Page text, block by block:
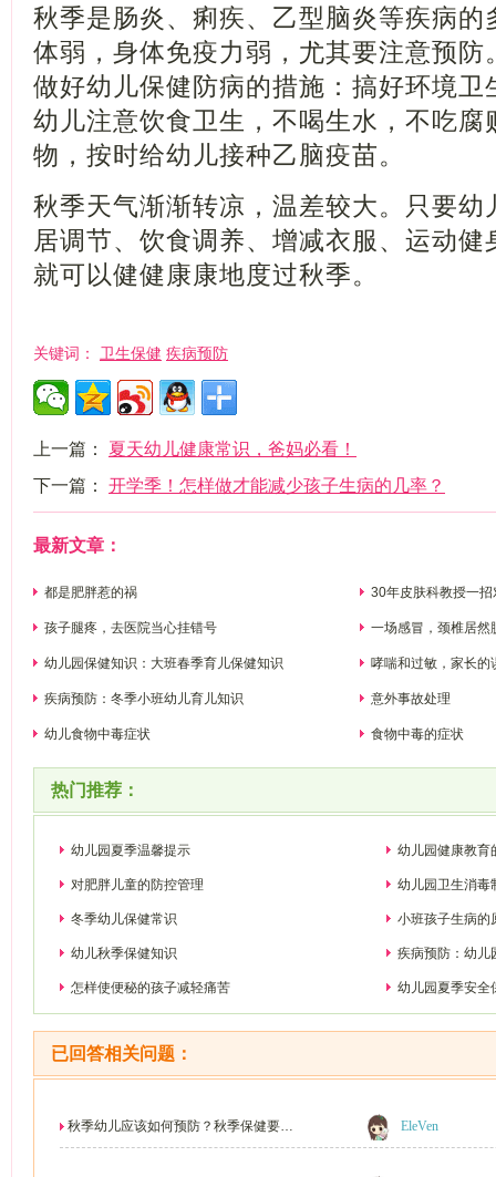
秋季是肠炎、痢疾、乙型脑炎等疾病的
体弱，身体免疫力弱，尤其要注意预防
做好幼儿保健防病的措施：搞好环境卫
幼儿注意饮食卫生，不喝生水，不吃腐
物，按时给幼儿接种乙脑疫苗。
秋季天气渐渐转凉，温差较大。只要幼
居调节、饮食调养、增减衣服、运动
就可以健健康康地度过秋季。
关键词： 卫生保健 疾病预防
上一篇： 夏天幼儿健康常识，爸妈必看！
下一篇： 开学季！怎样做才能减少孩子生病的几率？
最新文章：
都是肥胖惹的祸 30年皮肤科教授一
孩子腿疼，去医院当心挂错号 一场感冒，颈椎居然
幼儿园保健知识：大班春季育儿保健知识 哮喘和过敏，家长的
疾病预防：冬季小班幼儿育儿知识 意外事故处理
幼儿食物中毒症状 食物中毒的症状
热门推荐：
幼儿园夏季温馨提示 幼儿园健康教育
对肥胖儿童的防控管理 幼儿园卫生消毒
冬季幼儿保健常识 小班孩子生病的
幼儿秋季保健知识 疾病预防：幼儿
怎样使便秘的孩子减轻痛苦 幼儿园夏季安全
已回答相关问题：
秋季幼儿应该如何预防？秋季保健要注 EleVen